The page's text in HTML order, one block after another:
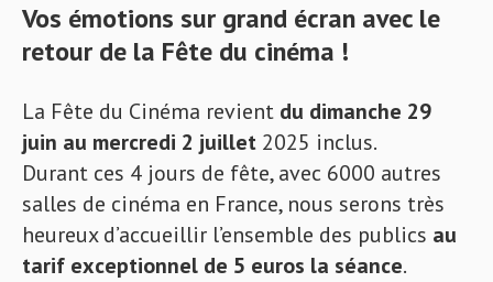
Vos émotions sur grand écran avec le
retour de la Fête du cinéma !
La Fête du Cinéma revient du dimanche 29
juin au mercredi 2 juillet 2025 inclus.
Durant ces 4 jours de fête, avec 6000 autres
salles de cinéma en France, nous serons très
heureux d’accueillir l’ensemble des publics au
tarif exceptionnel de 5 euros la séance.